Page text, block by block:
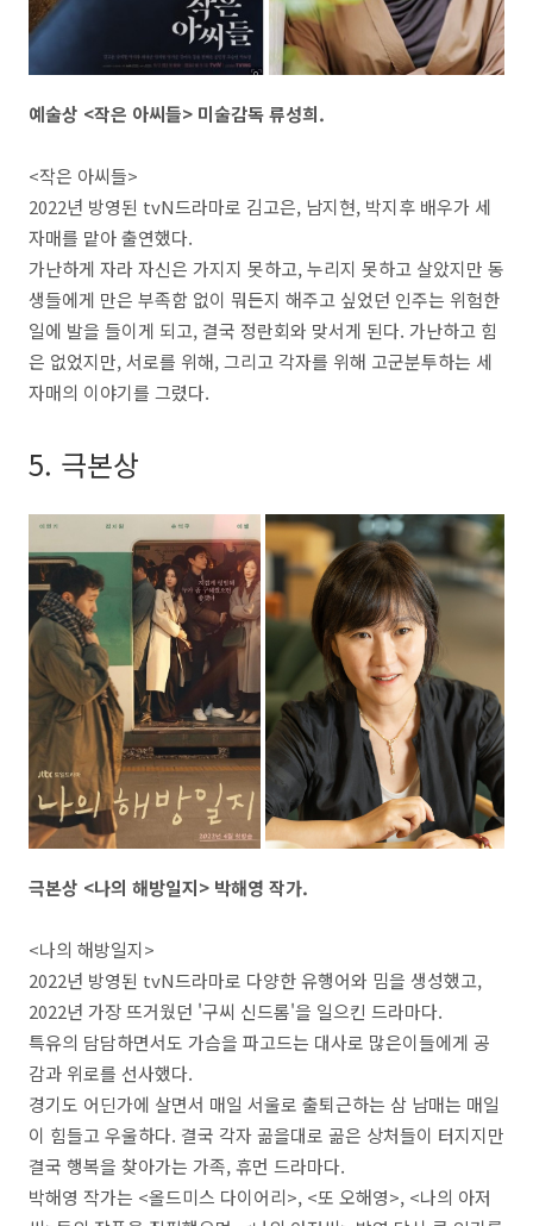
예술상 <작은 아씨들> 미술감독 류성희.
<작은 아씨들>
2022년 방영된 tvN드라마로 김고은, 남지현, 박지후 배우가 세
자매를 맡아 출연했다.
가난하게 자라 자신은 가지지 못하고, 누리지 못하고 살았지만 동
생들에게 만은 부족함 없이 뭐든지 해주고 싶었던 인주는 위험한
일에 발을 들이게 되고, 결국 정란회와 맞서게 된다. 가난하고 힘
은 없었지만, 서로를 위해, 그리고 각자를 위해 고군분투하는 세
자매의 이야기를 그렸다.
5. 극본상
극본상 <나의 해방일지> 박해영 작가.
<나의 해방일지>
2022년 방영된 tvN드라마로 다양한 유행어와 밈을 생성했고,
2022년 가장 뜨거웠던 '구씨 신드롬'을 일으킨 드라마다.
특유의 담담하면서도 가슴을 파고드는 대사로 많은이들에게 공
감과 위로를 선사했다.
경기도 어딘가에 살면서 매일 서울로 출퇴근하는 삼 남매는 매일
이 힘들고 우울하다. 결국 각자 곪을대로 곪은 상처들이 터지지만
결국 행복을 찾아가는 가족, 휴먼 드라마다.
박해영 작가는 <올드미스 다이어리>, <또 오해영>, <나의 아저